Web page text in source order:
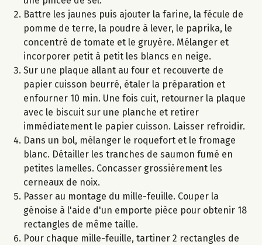
Battre les jaunes puis ajouter la farine, la fécule de
pomme de terre, la poudre à lever, le paprika, le
concentré de tomate et le gruyère. Mélanger et
incorporer petit à petit les blancs en neige.
Sur une plaque allant au four et recouverte de
papier cuisson beurré, étaler la préparation et
enfourner 10 min. Une fois cuit, retourner la plaque
avec le biscuit sur une planche et retirer
immédiatement le papier cuisson. Laisser refroidir.
Dans un bol, mélanger le roquefort et le fromage
blanc. Détailler les tranches de saumon fumé en
petites lamelles. Concasser grossièrement les
cerneaux de noix.
Passer au montage du mille-feuille. Couper la
génoise à l'aide d'un emporte pièce pour obtenir 18
rectangles de même taille.
Pour chaque mille-feuille, tartiner 2 rectangles de